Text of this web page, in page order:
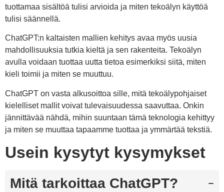
tuottamaa sisältöä tulisi arvioida ja miten tekoälyn käyttöä
tulisi säännellä.
ChatGPT:n kaltaisten mallien kehitys avaa myös uusia
mahdollisuuksia tutkia kieltä ja sen rakenteita. Tekoälyn
avulla voidaan tuottaa uutta tietoa esimerkiksi siitä, miten
kieli toimii ja miten se muuttuu.
ChatGPT on vasta alkusoittoa sille, mitä tekoälypohjaiset
kielelliset mallit voivat tulevaisuudessa saavuttaa. Onkin
jännittävää nähdä, mihin suuntaan tämä teknologia kehittyy
ja miten se muuttaa tapaamme tuottaa ja ymmärtää tekstiä.
Usein kysytyt kysymykset
Mitä tarkoittaa ChatGPT?